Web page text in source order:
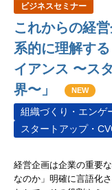
ビジネスセミナー
これからの経
系的に理解す
イアンス 〜ス
界〜」
NEW
組織づくり・エンゲ
スタートアップ・
経営企画は企業の重要
なのか」明確に言語化